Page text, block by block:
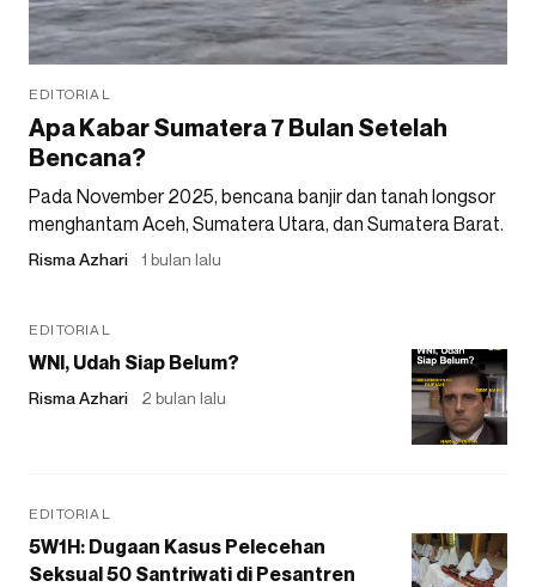
EDITORIAL
Apa Kabar Sumatera 7 Bulan Setelah
Bencana?
Pada November 2025, bencana banjir dan tanah longsor
menghantam Aceh, Sumatera Utara, dan Sumatera Barat.
Risma Azhari 1 bulan lalu
EDITORIAL
WNI, Udah Siap Belum?
Risma Azhari 2 bulan lalu
EDITORIAL
5W1H: Dugaan Kasus Pelecehan
Seksual 50 Santriwati di Pesantren